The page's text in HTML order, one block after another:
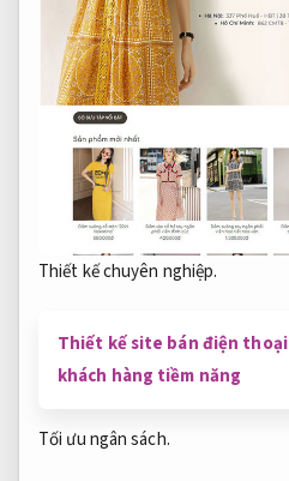
Thiết kế chuyên nghiệp.
Thiết kế site bán điện
khách hàng tiềm năng
Tối ưu ngân sách.